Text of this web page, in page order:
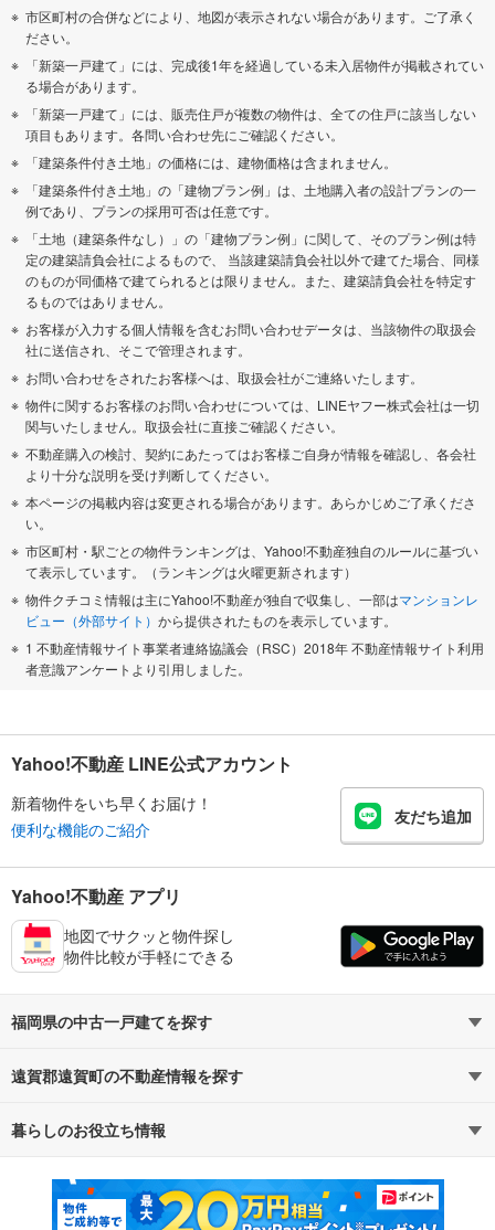
市区町村の合併などにより、地図が表示されない場合があります。ご了承く
ださい。
「新築一戸建て」には、完成後1年を経過している未入居物件が掲載されてい
る場合があります。
「新築一戸建て」には、販売住戸が複数の物件は、全ての住戸に該当しない
項目もあります。各問い合わせ先にご確認ください。
「建築条件付き土地」の価格には、建物価格は含まれません。
「建築条件付き土地」の「建物プラン例」は、土地購入者の設計プランの一
例であり、プランの採用可否は任意です。
「土地（建築条件なし）」の「建物プラン例」に関して、そのプラン例は特
定の建築請負会社によるもので、 当該建築請負会社以外で建てた場合、同様
のものが同価格で建てられるとは限りません。また、建築請負会社を特定す
るものではありません。
お客様が入力する個人情報を含むお問い合わせデータは、当該物件の取扱会
社に送信され、そこで管理されます。
お問い合わせをされたお客様へは、取扱会社がご連絡いたします。
物件に関するお客様のお問い合わせについては、LINEヤフー株式会社は一切
関与いたしません。取扱会社に直接ご確認ください。
不動産購入の検討、契約にあたってはお客様ご自身が情報を確認し、各会社
より十分な説明を受け判断してください。
本ページの掲載内容は変更される場合があります。あらかじめご了承くださ
い。
市区町村・駅ごとの物件ランキングは、Yahoo!不動産独自のルールに基づい
て表示しています。（ランキングは火曜更新されます）
物件クチコミ情報は主にYahoo!不動産が独自で収集し、一部はマンションレ
ビュー（外部サイト） から提供されたものを表示しています。
1 不動産情報サイト事業者連絡協議会（RSC）2018年 不動産情報サイト利用
者意識アンケートより引用しました。
Yahoo!不動産 LINE公式アカウント
新着物件をいち早くお届け！
便利な機能のご紹介
友だち追加
Yahoo!不動産 アプリ
地図でサクッと物件探し
物件比較が手軽にできる
福岡県の中古一戸建てを探す
路線・駅から探す
通勤・通学時間から探す
遠賀郡遠賀町の不動産情報を探す
不動産・住宅
新築マンション 中古マンション
暮らしのお役立ち情報
マンションカタログ 教えて！住まいの先生